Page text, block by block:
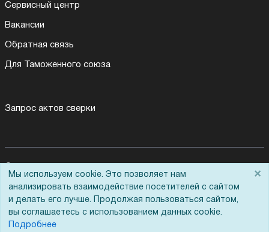
Сервисный центр
Вакансии
Обратная связь
Для Таможенного союза
Запрос актов сверки
полиграфического, банковского, презентационного и оргтехники
На информационном ресурсе применяются рекомендательные
технологии
Наш сайт защищен с помощью Yandex SmartCaptcha и
соответствует
Мы используем cookie. Это позволяет нам
анализировать взаимодействие посетителей с сайтом
и делать его лучше. Продолжая пользоваться сайтом,
вы соглашаетесь с использованием данных cookie.
Подробнее
×